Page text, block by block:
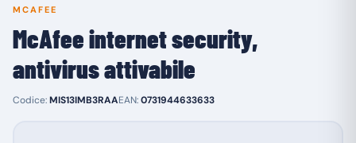
MCAFEE
McAfee internet security,
antivirus attivabile
Codice:MIS13IMB3RAAEAN:0731944633633